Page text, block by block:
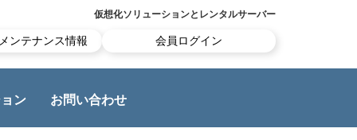
仮想化ソリューションとレンタルサーバー
ンテナンス情報 会員ログイン
ン お問い合わせ